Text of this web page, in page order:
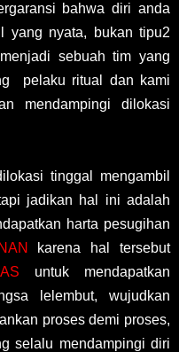
bahwa diri anda
yang nyata, bukan tipu2
sebuah tim yang
pelaku ritual dan kami
mendampingi dilokasi
tinggal mengambil
jadikan hal ini adalah
harta pesugihan
karena hal tersebut
untuk mendapatkan
lelembut, wujudkan
proses demi proses,
selalu mendampingi diri